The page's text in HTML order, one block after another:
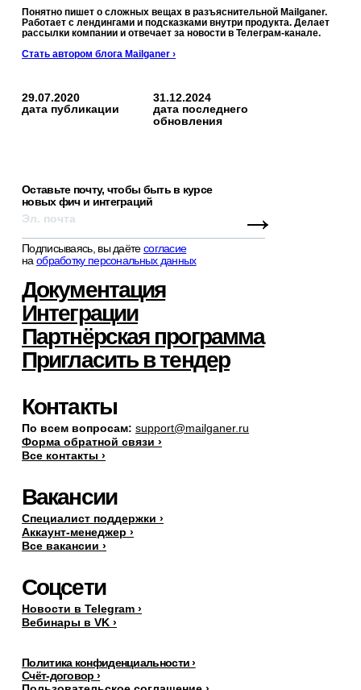
Понятно пишет о сложных вещах в разъяснительной Mailganer.
Работает с лендингами и подсказками внутри продукта. Делает
рассылки компании и отвечает за новости в Телеграм-канале.
Стать автором блога Mailganer ›
29.07.2020
дата публикации
31.12.2024
дата последнего
обновления
Политика конфиденциальности ›
Счёт-договор ›
Оставьте почту, чтобы быть в курсе
новых фич и интеграций
Подписываясь, вы даётесогласие
на обработку персональных данных
Интеграции
Документация
Партнёрская программа
Пригласить в тендер
→
Новости в Telegram ›
По всем вопросам:
Все вакансии ›
Аккаунт-менеджер ›
Специалист поддержки ›
Вакансии
Контакты
support@mailganer.ru
Все контакты ›
Соцсети
Вебинары в VK ›
Форма обратной связи ›